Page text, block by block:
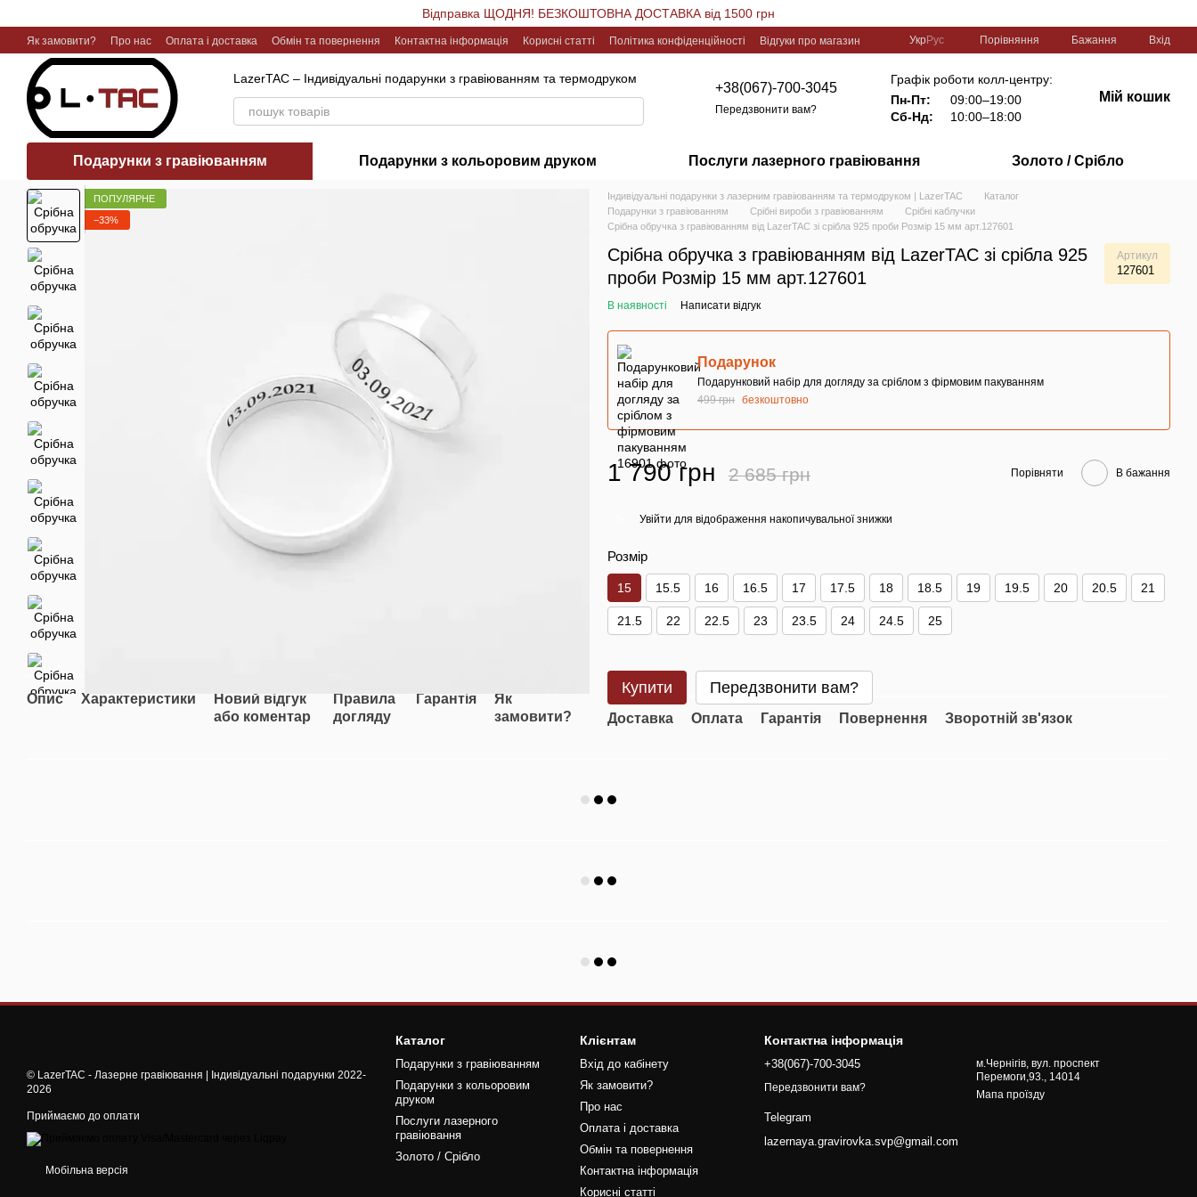
Відправка ЩОДНЯ! БЕЗКОШТОВНА ДОСТАВКА від 1500 грн
Як замовити? Про нас Оплата і доставка Обмін та повернення Контактна інформація Корисні статті Політика конфіденційності
Відгуки про магазин
Галерея робіт
УкрРус Порівняння Бажання Вхід
LazerTAC – Індивідуальні подарунки з гравіюванням та термодруком
+38(067)-700-3045
Передзвонити вам?
Графік роботи колл-центру:
Пн-Пт:
09:00–19:00
Сб-Нд:
10:00–18:00
Мій кошик
Подарунки з гравіюванням Подарунки з кольоровим друком Послуги лазерного гравіювання Золото / Срібло
ПОПУЛЯРНЕ
−33%
Опис Характеристики
Новий відгук
або коментар
Правила
догляду
Гарантія
Як
замовити?
Індивідуальні подарунки з лазерним гравіюванням та термодруком | LazerTAC
Каталог
Подарунки з гравіюванням
Срібні вироби з гравіюванням
Срібні каблучки
Срібна обручка з гравіюванням від LazerTAC зі срібла 925 проби Розмір 15 мм арт.127601
Срібна обручка з гравіюванням від LazerTAC зі срібла 925
проби Розмір 15 мм арт.127601
Артикул
127601
В наявності Написати відгук
Подарунок
Подарунковий набір для догляду за сріблом з фірмовим пакуванням
499 грн безкоштовно
1 790 грн 2 685 грн Порівняти В бажання
Увійти для відображення накопичувальної знижки
Розмір
15 15.5 16 16.5 17 17.5 18 18.5 19 19.5 20 20.5 21
21.5 22 22.5 23 23.5 24 24.5 25
Купити Передзвонити вам?
Доставка Оплата Гарантія Повернення Зворотній зв'язок
© LazerTAC - Лазерне гравіювання | Індивідуальні подарунки 2022-
2026
Приймаємо до оплати
Мобільна версія
Каталог
Подарунки з гравіюванням
Подарунки з кольоровим
друком
Послуги лазерного
гравіювання
Золото / Срібло
Клієнтам
Вхід до кабінету
Як замовити?
Про нас
Оплата і доставка
Обмін та повернення
Контактна інформація
Корисні статті
Контактна інформація
+38(067)-700-3045
Передзвонити вам?
Telegram
lazernaya.gravirovka.svp@gmail.com
м.Чернігів, вул. проспект
Перемоги,93., 14014
Мапа проїзду